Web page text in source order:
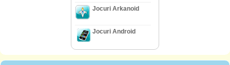
Jocuri Arkanoid
Jocuri Android